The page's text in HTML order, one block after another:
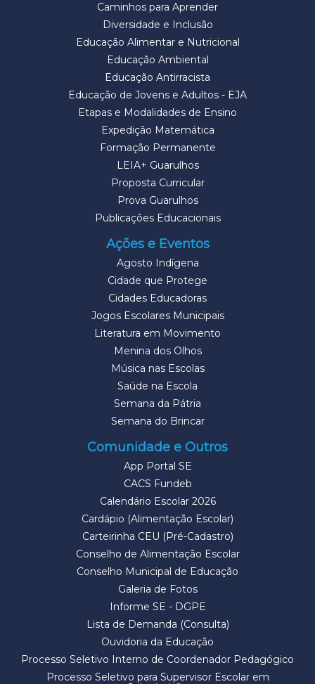
Caminhos para Aprender
Diversidade e Inclusão
Educação Alimentar e Nutricional
Educação Ambiental
Educação Antirracista
Educação de Jovens e Adultos - EJA
Etapas e Modalidades de Ensino
Expedição Matemática
Formação Permanente
LEIA+ Guarulhos
Proposta Curricular
Prova Guarulhos
Publicações Educacionais
Ações e Eventos
Agosto Indígena
Cidade que Protege
Cidades Educadoras
Jogos Escolares Municipais
Literatura em Movimento
Menina dos Olhos
Música nas Escolas
Saúde na Escola
Semana da Pátria
Semana do Brincar
Comunidade e Outros
App Portal SE
CACS Fundeb
Calendário Escolar 2026
Cardápio (Alimentação Escolar)
Carteirinha CEU (Pré-Cadastro)
Conselho de Alimentação Escolar
Conselho Municipal de Educação
Galeria de Fotos
Informe SE - DGPE
Lista de Demanda (Consulta)
Ouvidoria da Educação
Processo Seletivo Interno de Coordenador Pedagógico
Processo Seletivo para Supervisor Escolar em